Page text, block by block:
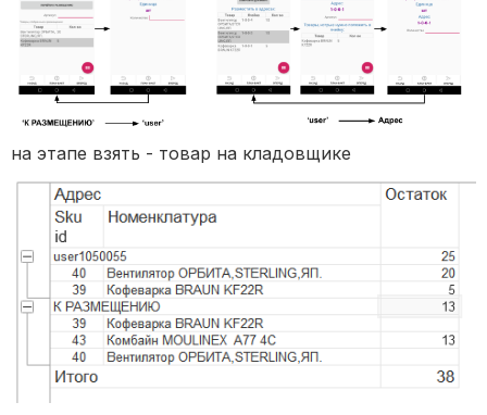
на этапе взять - товар на кладовщике